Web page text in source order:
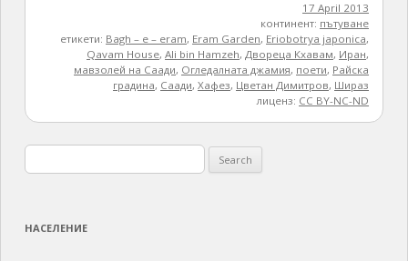
17 April 2013
континент: пътуване
етикети: Bagh – e – eram, Eram Garden, Eriobotrya japonica,
Qavam House,Аli bin Нamzeh,Двореца Кхавам, Иран,
мавзолей на Саади, Огледалната джамия, поети, Райска
градина, Саади,Хафез, Цветан Димитров, Шираз
лиценз: CC BY-NC-ND
for:
НАСЕЛЕНИЕ